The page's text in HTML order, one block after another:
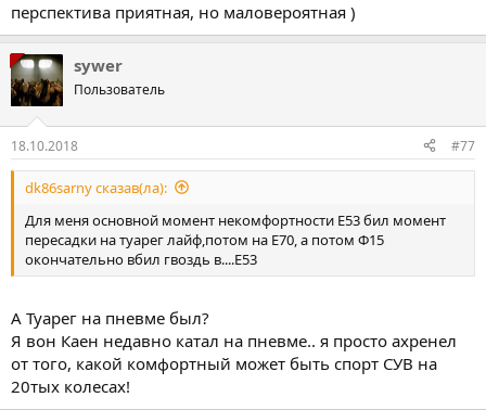
перспектива приятная, но маловероятная )
sywer
Пользователь
18.10.2018 #77
dk86sarny сказав(ла):
Для меня основной момент некомфортности Е53 бил момент
пересадки на туарег лайф,потом на Е70, а потом Ф15
окончательно вбил гвоздь в....Е53
А Туарег на пневме был?
Я вон Каен недавно катал на пневме.. я просто ахренел
от того, какой комфортный может быть спорт СУВ на
20тых колесах!